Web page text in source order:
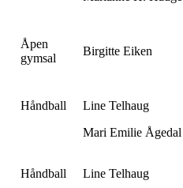
Åpen
gymsal
Birgitte Eiken
Håndball
Line Telhaug
Mari Emilie Ågedal
Håndball
Line Telhaug